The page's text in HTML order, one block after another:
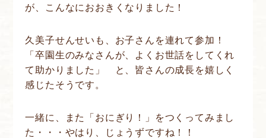
が、こんなにおおきくなりました！
久美子せんせいも、お子さんを連れて参加！
「卒園生のみなさんが、よくお世話をしてくれ
て助かりました」 と、皆さんの成長を嬉しく
感じたそうです。
一緒に、また「おにぎり！」をつくってみまし
た・・・やはり、じょうずですね！！